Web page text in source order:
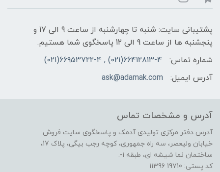
پشتیبانی سایت: شنبه تا چهارشنبه از ساعت 9 الی 17 و
پنجشنبه ها از ساعت 9 الی 12 پاسخگوی شما هستیم.
شماره تماس:
66412813-4(021) , 66953722-4(021)
آدرس ایمیل:
ask@adamak.com
آدرس و مشخصات تماس
آدرس دفتر مرکزی تولیدی آدمک و پاسخگوی سایت فروش:
خیابان ولیعصر، سه راه جمهوری، کوچه رجب بیگی، پلاک 17،
ساختمان نما شیشه ای، طبقه 1-.
کد پستی: 19710 11396